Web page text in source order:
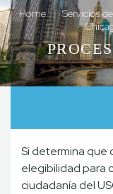
Home | Servicios
Si determina que
elegibilidad para
ciudadanía del